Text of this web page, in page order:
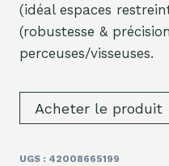
(idéal espaces
(robustesse &
perceuses/visseuses.
Acheter le produit
UGS : 42008665199